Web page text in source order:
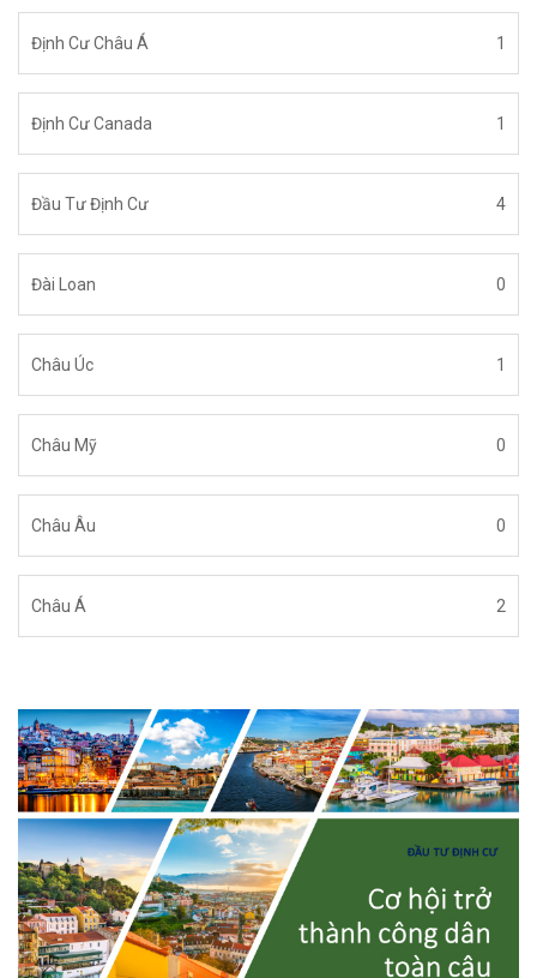
Định Cư Châu Á 1
Định Cư Canada 1
Đầu Tư Định Cư 4
Đài Loan 0
Châu Úc 1
Châu Mỹ 0
Châu Âu 0
Châu Á 2